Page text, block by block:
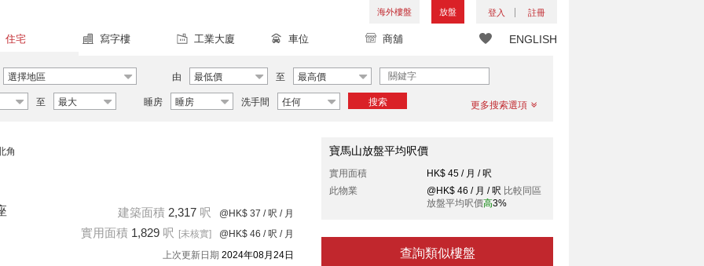
海外樓盤 放盤 登入 註冊
ENGLISH
住宅 寫字樓 工業大廈 車位 商舖
選擇地區 由 最低價 至 最高價
至 最大 睡房 睡房 洗手間 任何 搜索 更多搜索選項
角
建築面積 2,317 呎 @HK$ 37 / 呎 / 月
實用面積 1,829 呎 [未核實] @HK$ 46 / 呎 / 月
上次更新日期 2024年08月24日
寶馬山放盤平均呎價
實用面積
HK$ 45 / 月 / 呎
此物業
@HK$ 46 / 月 / 呎 比較同區
放盤平均呎價高3%
查詢類似樓盤